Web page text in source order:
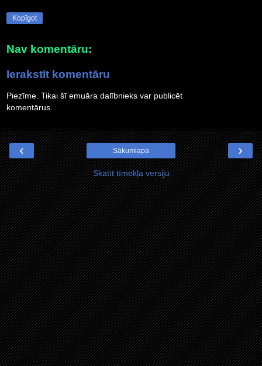
Kopīgot
Nav komentāru:
Ierakstīt komentāru
Piezīme. Tikai šī emuāra dalībnieks var publicēt
komentārus.
‹ ›
Sākumlapa
Skatīt tīmekļa versiju